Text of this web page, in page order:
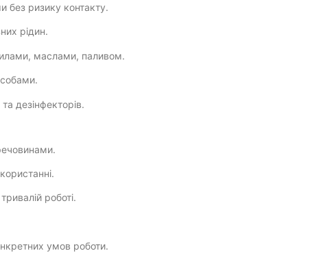
без ризику контакту.
рідин.
маслами, паливом.
дезінфекторів.
роботі.
умов роботи.